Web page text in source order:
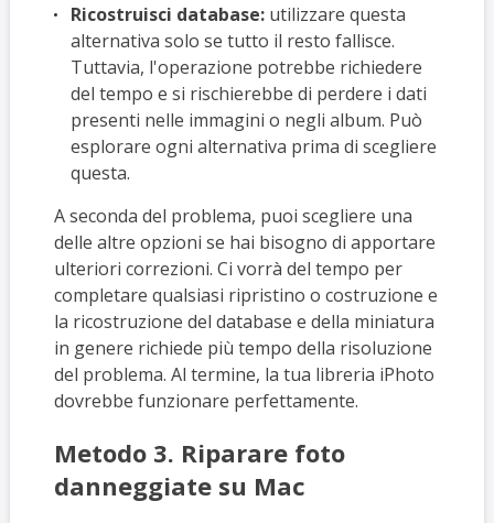
Ricostruisci database:utilizzare questa
alternativa solo se tutto il resto fallisce.
Tuttavia, l'operazione potrebbe richiedere
del tempo e si rischierebbe di perdere i dati
presenti nelle immagini o negli album. Può
esplorare ogni alternativa prima di scegliere
questa.
A seconda del problema, puoi scegliere una
delle altre opzioni se hai bisogno di apportare
ulteriori correzioni. Ci vorrà del tempo per
completare qualsiasi ripristino o costruzione e
la ricostruzione del database e della miniatura
in genere richiede più tempo della risoluzione
del problema. Al termine, la tua libreria iPhoto
dovrebbe funzionare perfettamente.
Metodo 3. Riparare foto
danneggiate su Mac